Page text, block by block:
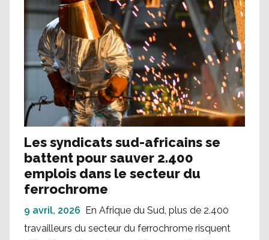
Les syndicats sud-africains se
battent pour sauver 2.400
emplois dans le secteur du
ferrochrome
9 avril, 2026
En Afrique du Sud, plus de 2.400
travailleurs du secteur du ferrochrome risquent